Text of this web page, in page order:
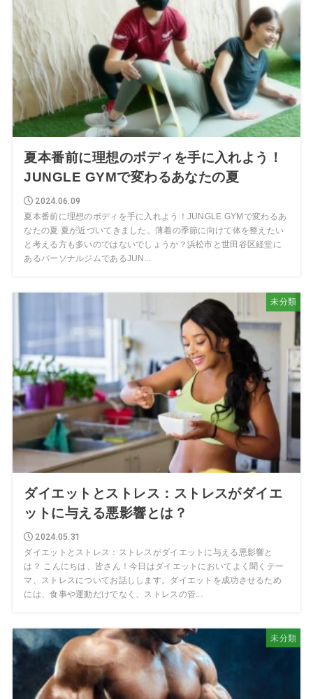
夏本番前に理想のボディを手に入れよう！
JUNGLE GYMで変わるあなたの夏
2024.06.09
夏本番前に理想のボディを手に入れよう！JUNGLE GYMで変わるあ
なたの夏 夏が近づいてきました。薄着の季節に向けて体を整えたい
と考える方も多いのではないでしょうか？浜松市と世田谷区経堂に
あるパーソナルジムであるJUN...
未分類
ダイエットとストレス：ストレスがダイエ
ットに与える悪影響とは？
2024.05.31
ダイエットとストレス：ストレスがダイエットに与える悪影響と
は？ こんにちは、皆さん！今日はダイエットにおいてよく聞くテー
マ、ストレスについてお話しします。ダイエットを成功させるため
には、食事や運動だけでなく、ストレスの管...
未分類